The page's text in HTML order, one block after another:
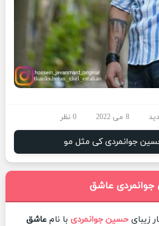
8 می 2022 0 نظر
جوانمردی کی مثل مو
جوانمردی عاشق
زیبای حسین جوانمردی با نام عاشق